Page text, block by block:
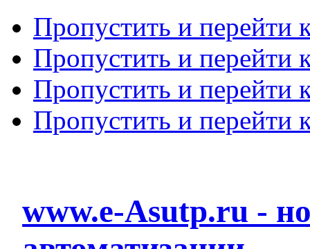
Пропустить и перейти
Пропустить и перейти
Пропустить и перейти
Пропустить и перейти
www.e-Asutp.ru -